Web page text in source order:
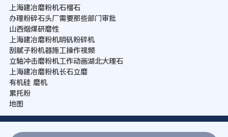
上海建冶磨粉机石榴石
办理粉碎石头厂需要那些部门审批
山西烟煤研磨性
上海建冶磨粉机明矾粉碎机
刮腻子粉机器施工操作视频
立轴冲击磨粉机工作动画湖北大理石
上海建冶磨粉机长石立磨
有机硅 磨机
累托粉
地图